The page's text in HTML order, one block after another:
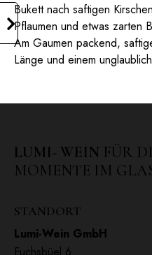
Bukett nach saftigen
Pflaumen und etwas zarten
Am Gaumen packend,
Länge und einem
LUMI- WEIN FÜR
MOMENTE IM
STANDORT
Lumi-Wein GmbH
Fuchsbüel 6